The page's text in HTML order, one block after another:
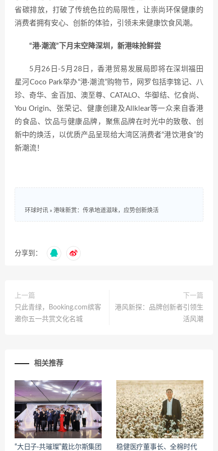
省碳排放，打破了传统色拉的局限性，让崇尚环保健康的
消费者拥有安心、创新的体验，引领未来健康饮食风潮。
“港·潮流”下月末空降深圳，新港味抢鲜尝
5月26日-5月28日，香港贸易发展局即将在深圳福田
星河Coco Park举办“港·潮流”购物节，网罗包括李锦记、八
珍、奇华、金百加、澳至尊、CATALO、华御结、忆食尚、
You Origin、张荣记、健康创建及Allklear等一众来自香港
的食品、饮品与健康品牌，聚焦品牌在时光中的致敬、创
新中的焕活，以优质产品呈现给大湾区消费者“港饮港食”的
新潮流！
环球时讯 » 港味新赏：传承地道滋味，应势创新焕活
分享到：
上一篇
只此青绿，Booking.com缤客
邀你五一共赏文化名城
下一篇
港风新探：品牌创新者引领生
活风潮
相关推荐
“大日子·共璀璨”戴比尔斯集团 稳健医疗董事长、全棉时代